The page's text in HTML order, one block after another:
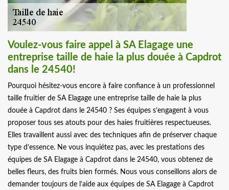
Voulez-vous faire appel à SA Elagage une
entreprise taille de haie la plus douée à Capdrot
dans le 24540!
Pourquoi hésitez-vous encore à faire confiance à un professionnel
taille fruitier de SA Elagage une entreprise taille de haie la plus
douée à Capdrot dans le 24540 ? Ses équipes s’engagent à vous
proposer tous ses atouts pour des haies fruitières respectueuses.
Elles travaillent aussi avec des techniques afin de préserver chaque
type d’essence. Ne vous inquiétez pas, avec les prestations des
équipes de SA Elagage à Capdrot dans le 24540, vous obtenez de
belles fleurs, des fruits bien formés. Nous vous conseillons alors de
demander toujours de l’aide aux équipes de SA Elagage à Capdrot